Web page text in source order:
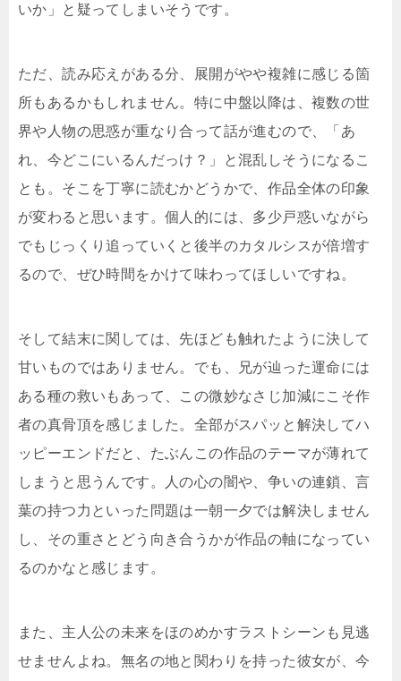
いか」と疑ってしまいそうです。
ただ、読み応えがある分、展開がやや複雑に感じる箇
所もあるかもしれません。特に中盤以降は、複数の世
界や人物の思惑が重なり合って話が進むので、「あ
れ、今どこにいるんだっけ？」と混乱しそうになるこ
とも。そこを丁寧に読むかどうかで、作品全体の印象
が変わると思います。個人的には、多少戸惑いながら
でもじっくり追っていくと後半のカタルシスが倍増す
るので、ぜひ時間をかけて味わってほしいですね。
そして結末に関しては、先ほども触れたように決して
甘いものではありません。でも、兄が辿った運命には
ある種の救いもあって、この微妙なさじ加減にこそ作
者の真骨頂を感じました。全部がスパッと解決してハ
ッピーエンドだと、たぶんこの作品のテーマが薄れて
しまうと思うんです。人の心の闇や、争いの連鎖、言
葉の持つ力といった問題は一朝一夕では解決しません
し、その重さとどう向き合うかが作品の軸になってい
るのかなと感じます。
また、主人公の未来をほのめかすラストシーンも見逃
せませんよね。無名の地と関わりを持った彼女が、今